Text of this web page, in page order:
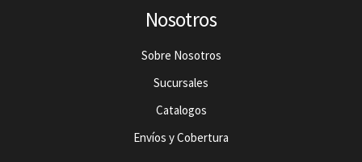
Nosotros
Sobre Nosotros
Sucursales
Catalogos
Envíos y Cobertura